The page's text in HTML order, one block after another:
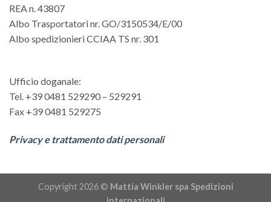
REA n. 43807
Albo Trasportatori nr. GO/3150534/E/00
Albo spedizionieri CCIAA TS nr. 301
Ufficio doganale:
Tel. +39 0481 529290 – 529291
Fax +39 0481 529275
Privacy e trattamento dati personali
Copyright 2026 © Mattia Winkler spa Spedizioni